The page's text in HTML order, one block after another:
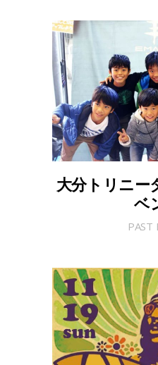
大分トリニー
ベ
PAST